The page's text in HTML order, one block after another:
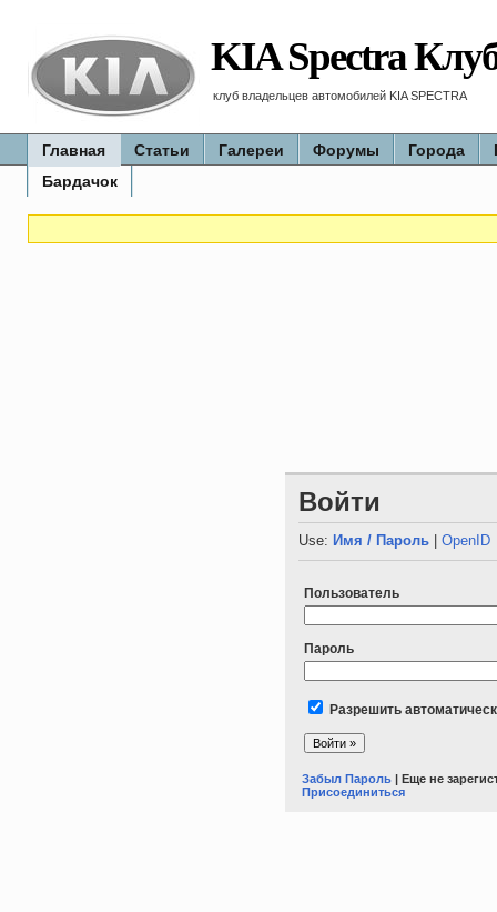
KIA Spectra
клуб владельцев автомобилей KIA SPECTRA
Главная Статьи Галереи Форумы Города
Бардачок
Войти
Use: Имя / Пароль |OpenID
Пользователь
Пароль
Разрешить
Забыл Пароль | Еще не
Присоединиться